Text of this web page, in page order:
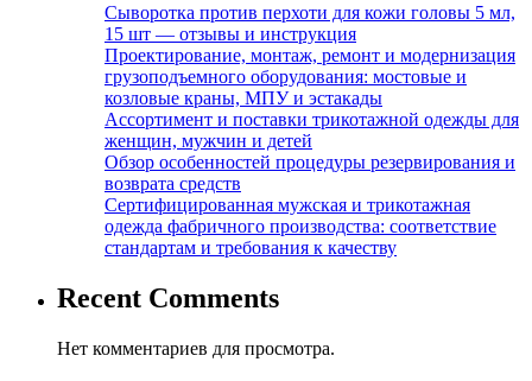
Сыворотка против перхоти для кожи головы 5 мл,
15 шт — отзывы и инструкция
Проектирование, монтаж, ремонт и модернизация
грузоподъемного оборудования: мостовые и
козловые краны, МПУ и эстакады
Ассортимент и поставки трикотажной одежды для
женщин, мужчин и детей
Обзор особенностей процедуры резервирования и
возврата средств
Сертифицированная мужская и трикотажная
одежда фабричного производства: соответствие
стандартам и требования к качеству
Recent Comments
Нет комментариев для просмотра.